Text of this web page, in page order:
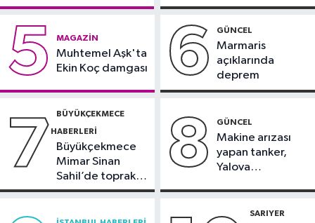
görüntülendi
5 MAGAZIN
Muhtemel Aşk'ta
Ekin Koç damgası
6 GÜNCEL
Marmaris
açıklarında
deprem
7 BÜYÜKÇEKMECE
HABERLERI
Büyükçekmece
Mimar Sinan
Sahil’de toprak
kayması
8 GÜNCEL
Makine arızası
yapan tanker,
Yalova
SARIYER